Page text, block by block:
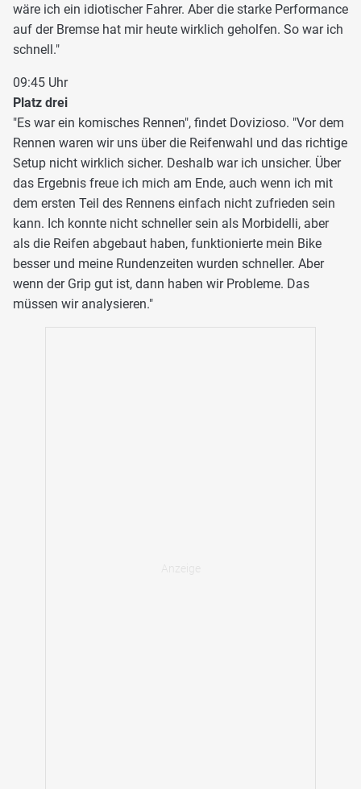
wäre ich ein idiotischer Fahrer. Aber die starke Performance
auf der Bremse hat mir heute wirklich geholfen. So war ich
schnell."
09:45 Uhr
Platz drei
"Es war ein komisches Rennen", findet Dovizioso. "Vor dem
Rennen waren wir uns über die Reifenwahl und das richtige
Setup nicht wirklich sicher. Deshalb war ich unsicher. Über
das Ergebnis freue ich mich am Ende, auch wenn ich mit
dem ersten Teil des Rennens einfach nicht zufrieden sein
kann. Ich konnte nicht schneller sein als Morbidelli, aber
als die Reifen abgebaut haben, funktionierte mein Bike
besser und meine Rundenzeiten wurden schneller. Aber
wenn der Grip gut ist, dann haben wir Probleme. Das
müssen wir analysieren."